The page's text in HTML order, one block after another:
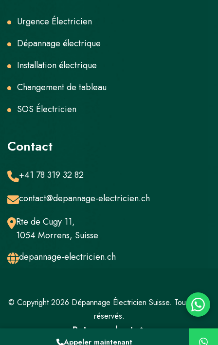
Urgence Électricien
Dépannage électrique
Installation électrique
Changement de tableau
SOS Électricien
Contact
+41 78 319 32 82
contact@depannage-electricien.ch
Rte de Cugy 11,
1054 Morrens, Suisse
depannage-electricien.ch
© Copyright 2026 Dépannage Électricien Suisse. Tous droits
réservés.
Retour en haut
Appeler maintenant